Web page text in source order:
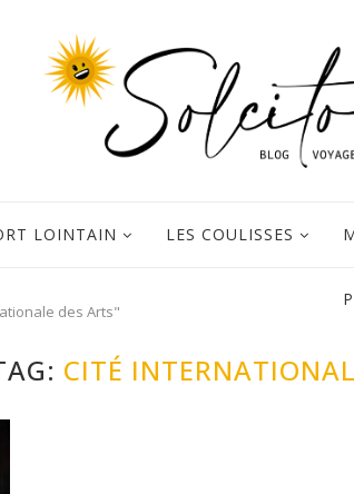
LOINTAIN LES COULISSES
des Arts"
CITÉ